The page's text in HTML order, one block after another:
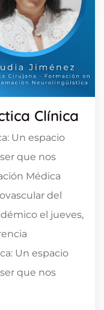
Clínica
Un espacio
que nos
Médica
del
el jueves,
Un espacio
que nos